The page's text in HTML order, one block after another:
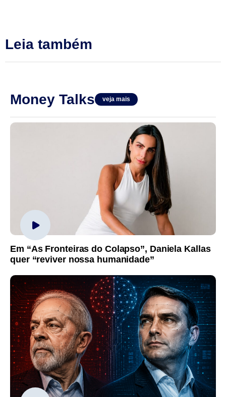
Leia também
Money Talks veja mais
Em “As Fronteiras do Colapso”, Daniela Kallas
quer “reviver nossa humanidade”